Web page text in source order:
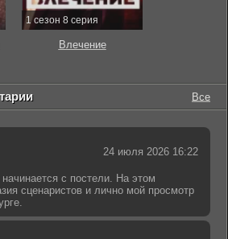
1 сезон 8 серия
Влечение
Все
24 июля 2026 16:22
с постели. На этом
сценаристов и лично мой просмотр